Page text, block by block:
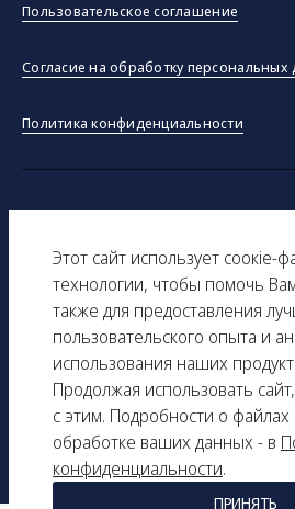
Этот сайт использует соокіe-
технологии, чтобы помочь
также для предоставления
пользовательского опыта и
использования наших
Продолжая использовать
с этим. Подробности о
обработке ваших данных - в
конфиденциальности.
ПРИНЯТЬ
Пользовательское соглашение
Согласие на обработку персональных
Политика конфиденциальности
Вся представленная на сайте
технических характеристик,
товаров, носит информационный
условиях не является публичной
положениями Статьи 437(2)
ИНН: 9729277261
КПП: 161501001